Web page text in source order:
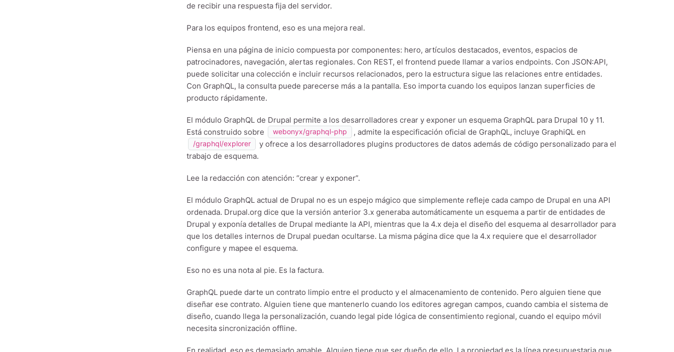
de recibir una respuesta fija del servidor.
Para los equipos frontend, eso es una mejora real.
Piensa en una página de inicio compuesta por componentes: hero, artículos destacados, eventos, espacios de
patrocinadores, navegación, alertas regionales. Con REST, el frontend puede llamar a varios endpoints. Con JSON:API,
puede solicitar una colección e incluir recursos relacionados, pero la estructura sigue las relaciones entre entidades.
Con GraphQL, la consulta puede parecerse más a la pantalla. Eso importa cuando los equipos lanzan superficies de
producto rápidamente.
El módulo GraphQL de Drupal permite a los desarrolladores crear y exponer un esquema GraphQL para Drupal 10 y 11.
Está construido sobre
webonyx/graphql-php , admite la especificación oficial de GraphQL, incluye GraphiQL en
/graphql/explorer
y ofrece a los desarrolladores plugins productores de datos además de código personalizado para el
trabajo de esquema.
Lee la redacción con atención: “crear y exponer”.
El módulo GraphQL actual de Drupal no es un espejo mágico que simplemente refleje cada campo de Drupal en una API
ordenada. Drupal.org dice que la versión anterior 3.x generaba automáticamente un esquema a partir de entidades de
Drupal y exponía detalles de Drupal mediante la API, mientras que la 4.x deja el diseño del esquema al desarrollador para
que los detalles internos de Drupal puedan ocultarse. La misma página dice que la 4.x requiere que el desarrollador
configure y mapee el esquema.
Eso no es una nota al pie. Es la factura.
GraphQL puede darte un contrato limpio entre el producto y el almacenamiento de contenido. Pero alguien tiene que
diseñar ese contrato. Alguien tiene que mantenerlo cuando los editores agregan campos, cuando cambia el sistema de
diseño, cuando llega la personalización, cuando legal pide lógica de consentimiento regional, cuando el equipo móvil
necesita sincronización offline.